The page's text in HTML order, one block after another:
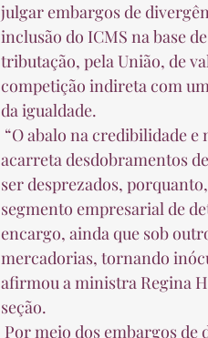
julgar embargos de
inclusão do ICMS na base
tributação, pela União, de
competição indireta com
da igualdade.
acarreta desdobramentos
ser desprezados,
segmento empresarial de
encargo, ainda que sob
mercadorias, tornando
afirmou a ministra Regina
seção.